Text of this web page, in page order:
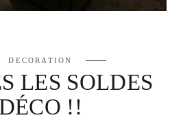
DECORATION
LES SOLDES
DÉCO !!